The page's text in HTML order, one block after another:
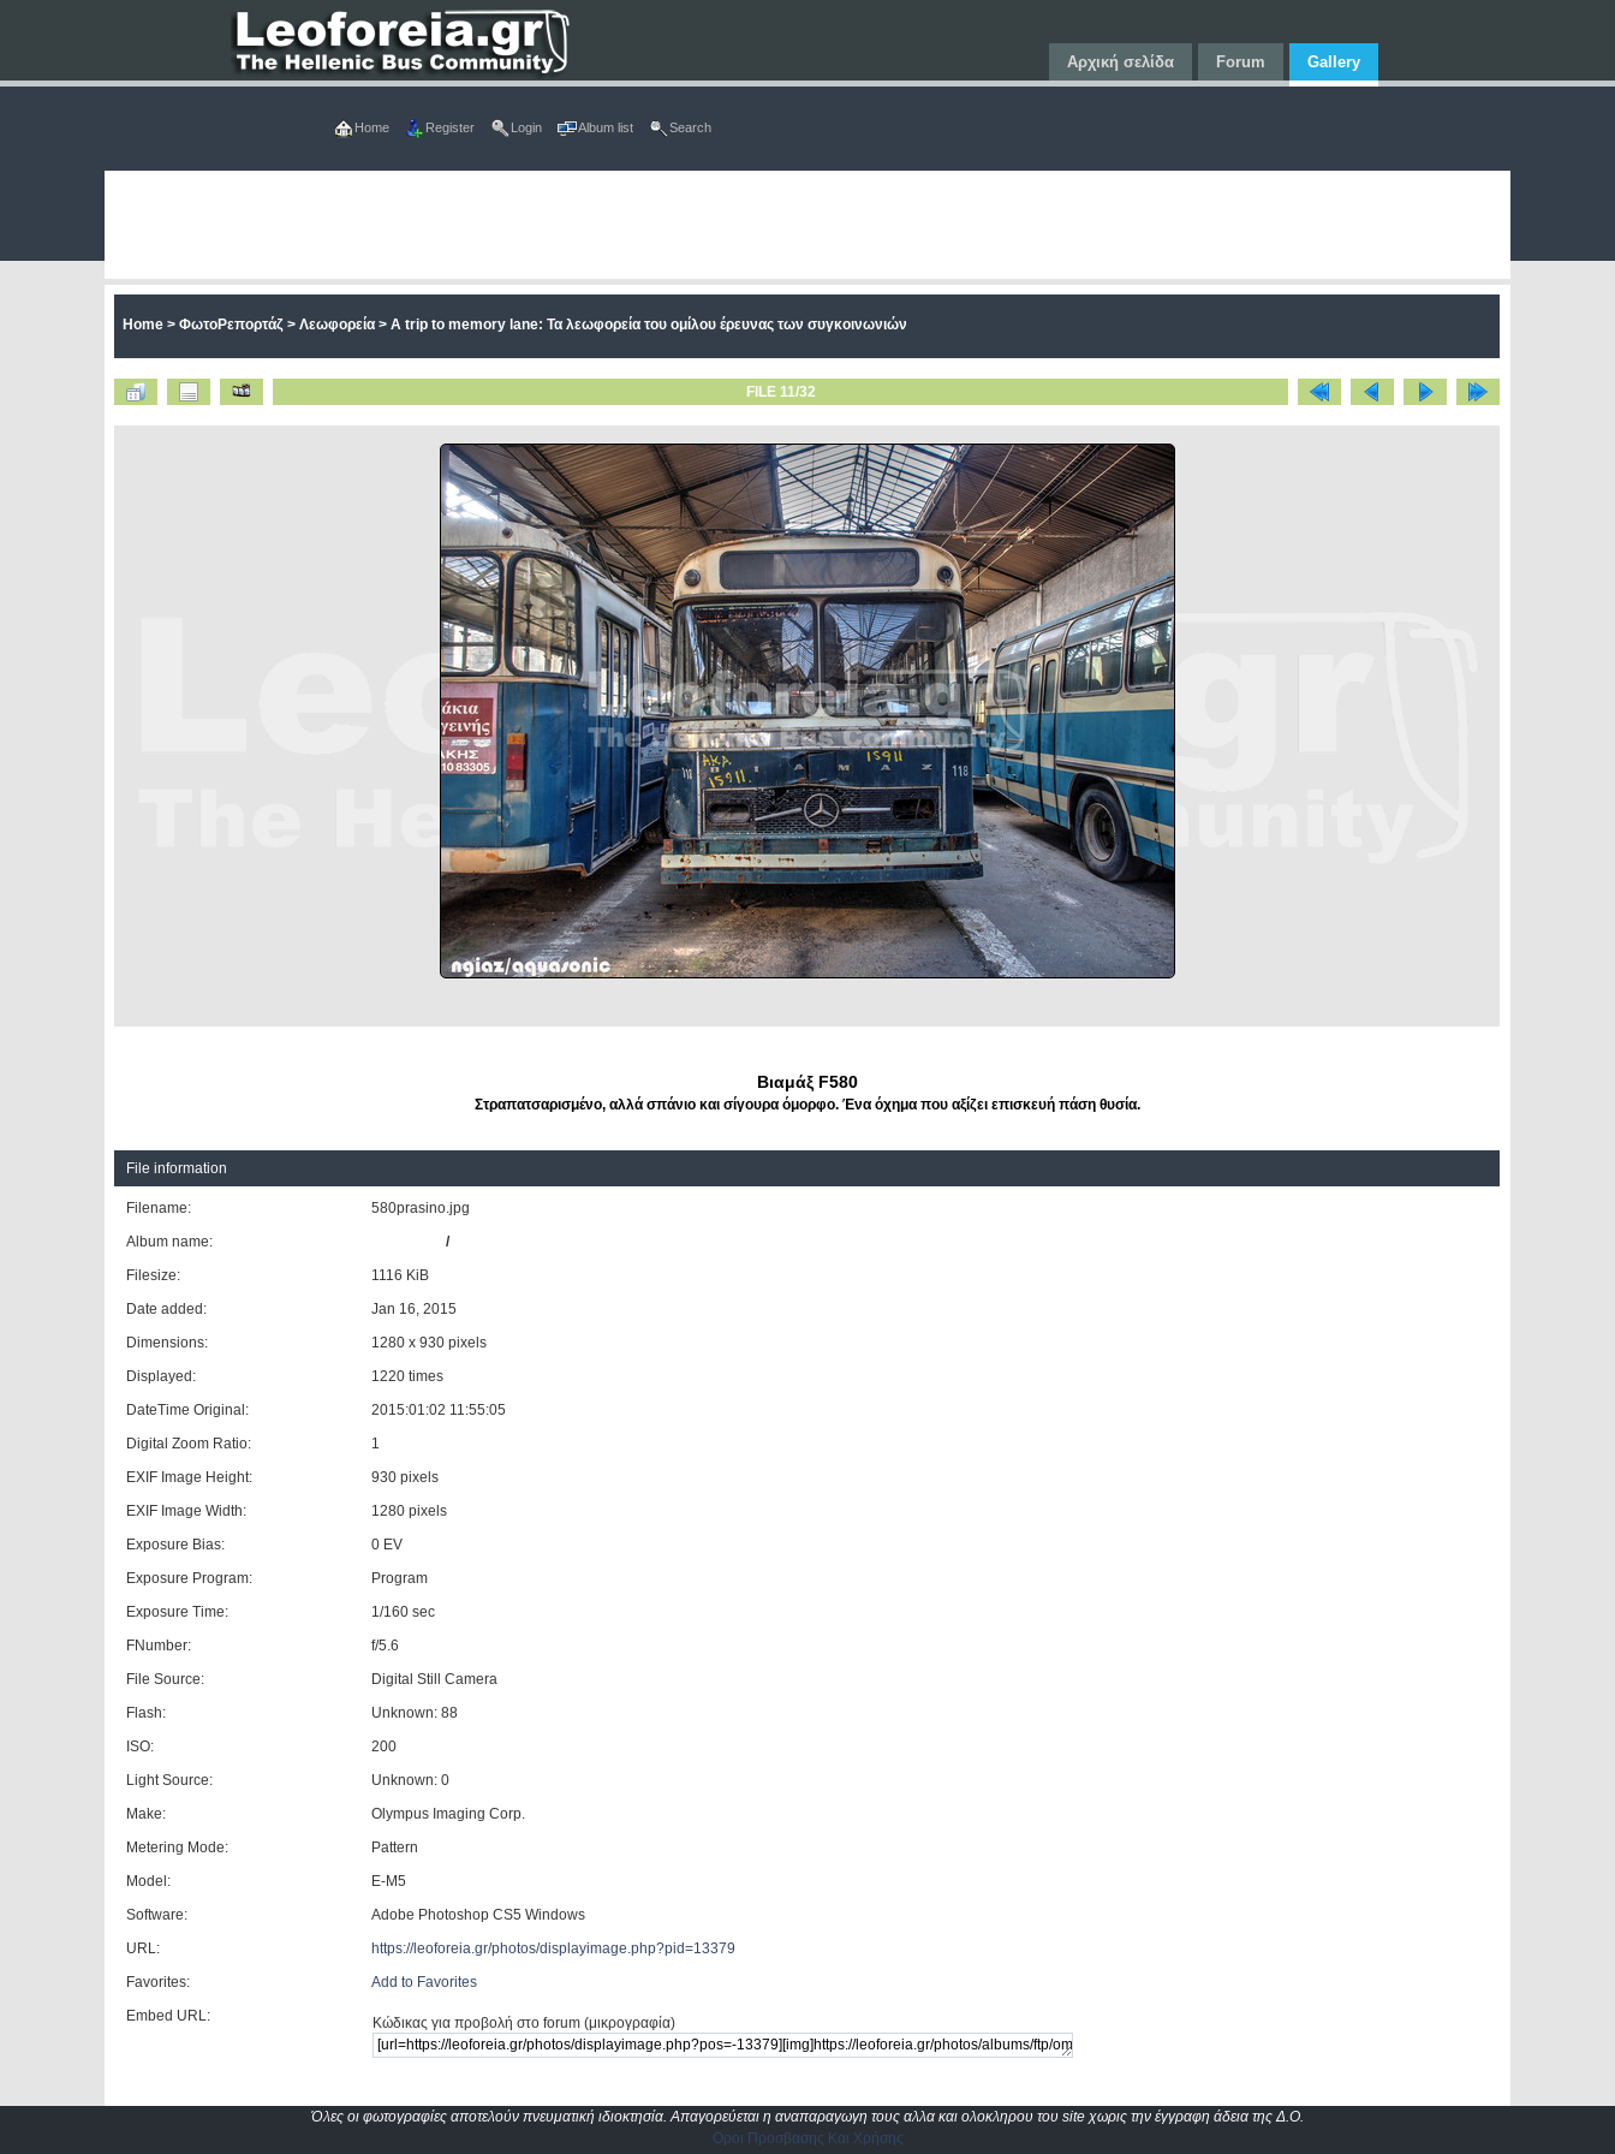
Αρχική σελίδα Forum Gallery
Home Register Login Album list Search
Home >ΦωτοΡεπορτάζ >Λεωφορεία >A trip to memory lane: Τα λεωφορεία τoυ ομίλου έρευνας των συγκοινωνιών
FILE 11/32
Βιαμάξ F580
Στραπατσαρισμένο, αλλά σπάνιο και σίγουρα όμορφο. Ένα όχημα που αξίζει επισκευή πάση θυσία.
File information
Filename:
580prasino.jpg
Album name:
/
Filesize:
1116 KiB
Date added:
Jan 16, 2015
Dimensions:
1280 x 930 pixels
Displayed:
1220 times
DateTime Original:
2015:01:02 11:55:05
Digital Zoom Ratio:
1
EXIF Image Height:
930 pixels
EXIF Image Width:
1280 pixels
Exposure Bias:
0 EV
Exposure Program:
Program
Exposure Time:
1/160 sec
FNumber:
f/5.6
File Source:
Digital Still Camera
Flash:
Unknown: 88
ISO:
200
Light Source:
Unknown: 0
Make:
Olympus Imaging Corp.
Metering Mode:
Pattern
Model:
E-M5
Software:
Adobe Photoshop CS5 Windows
URL:
https://leoforeia.gr/photos/displayimage.php?pid=13379
Favorites:
Add to Favorites
Embed URL:
Κώδικας για προβολή στο forum (μικρογραφία)
Όλες οι φωτογραφίες αποτελούν πνευματική ιδιοκτησία. Απαγορεύεται η αναπαραγωγη τους αλλα και ολοκληρου του site χωρις την έγγραφη άδεια της Δ.Ο.
Οροι Προσβασης Και Χρήσης